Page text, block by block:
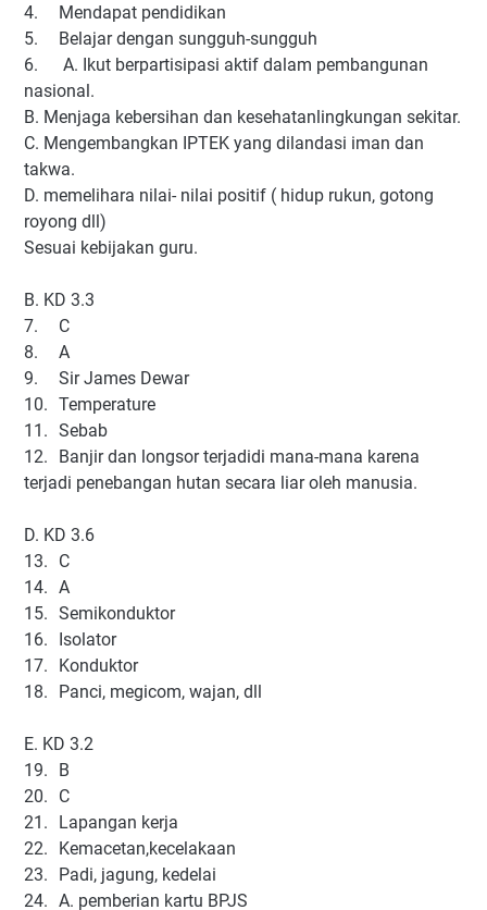
4.
Mendapat pendidikan
5.
Belajar dengan sungguh-sungguh
6.
A. Ikut berpartisipasi aktif dalam pembangunan
nasional.
B. Menjaga kebersihan dan kesehatanlingkungan sekitar.
C. Mengembangkan IPTEK yang dilandasi iman dan
takwa.
D. memelihara nilai- nilai positif ( hidup rukun, gotong
royong dll)
Sesuai kebijakan guru.
B. KD 3.3
7.
C
8.
A
9.
Sir James Dewar
10. Temperature
11. Sebab
12.
Banjir dan longsor terjadidi mana-mana karena
terjadi penebangan hutan secara liar oleh manusia.
D. KD 3.6
13.
C
14. A
15. Semikonduktor
16.
Isolator
17.
Konduktor
18.
Panci, megicom, wajan, dll
E. KD 3.2
19.
B
20.
C
21.
Lapangan kerja
22.
Kemacetan,kecelakaan
23.
Padi, jagung, kedelai
24. A. pemberian kartu BPJS